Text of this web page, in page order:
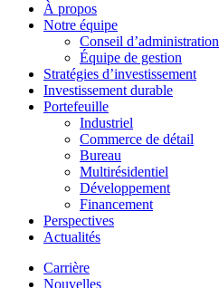
À propos
Notre équipe
Conseil d’administration
Équipe de gestion
Stratégies d’investissement
Investissement durable
Portefeuille
Industriel
Commerce de détail
Bureau
Multirésidentiel
Développement
Financement
Perspectives
Actualités
Carrière
Nouvelles